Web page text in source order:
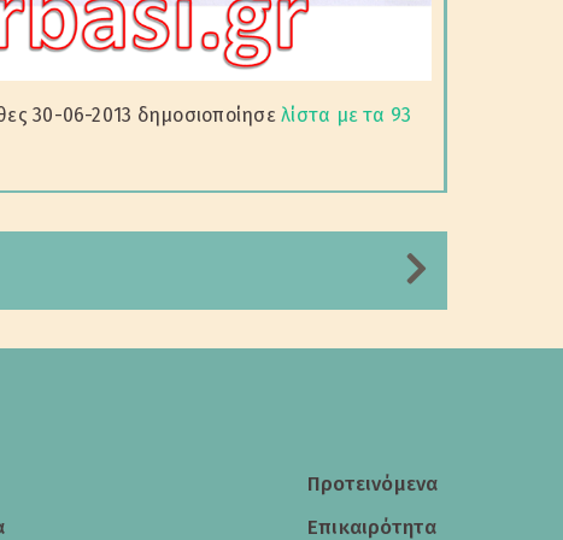
30-06-2013 δημοσιοποίησελίστα με τα 93
Προτεινόμενα
Επικαιρότητα